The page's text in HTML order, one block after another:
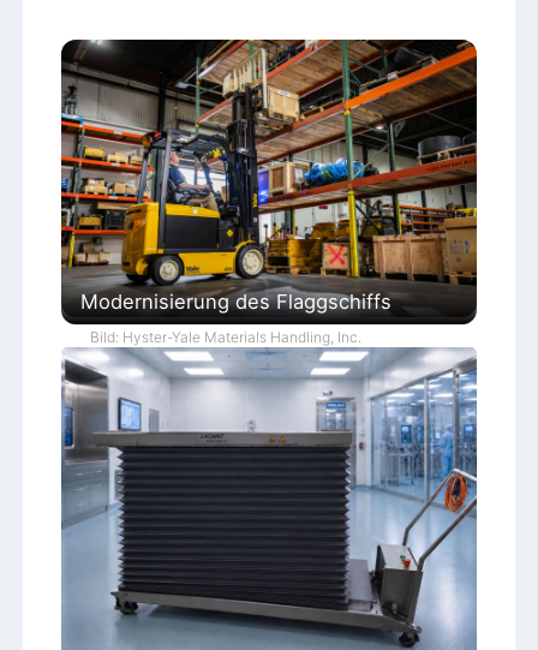
Modernisierung des Flaggschiffs
Bild: Hyster-Yale Materials Handling, Inc.